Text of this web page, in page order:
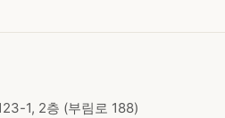
1, 2층 (부림로 188)